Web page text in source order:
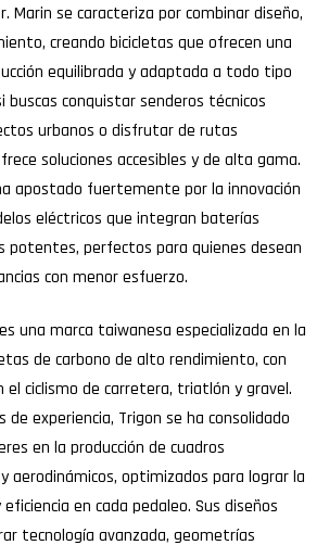
Marin se caracteriza por combinar diseño,
creando bicicletas que ofrecen una
equilibrada y adaptada a todo tipo
buscas conquistar senderos técnicos
urbanos o disfrutar de rutas
soluciones accesibles y de alta gama.
apostado fuertemente por la innovación
eléctricos que integran baterías
potentes, perfectos para quienes desean
con menor esfuerzo.
una marca taiwanesa especializada en la
de carbono de alto rendimiento, con
el ciclismo de carretera, triatlón y gravel.
de experiencia, Trigon se ha consolidado
en la producción de cuadros
aerodinámicos, optimizados para lograr la
en cada pedaleo. Sus diseños
tecnología avanzada, geometrías